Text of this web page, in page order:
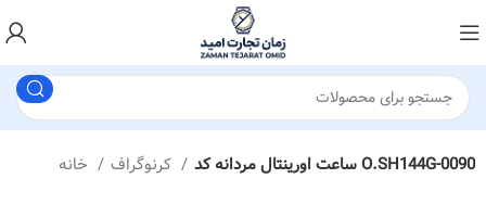
کرنوگراف ساعت اورینتال مردانه کد O.SH144G-0090